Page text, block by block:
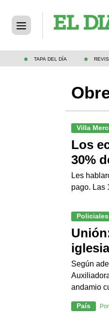
TAPA DEL DÍA
Villa
Los
30%
Les
pago. Las
Policiales
iglesia
Según
andamio
País